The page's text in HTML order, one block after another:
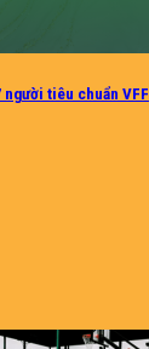
tiêu chuẩn VFF